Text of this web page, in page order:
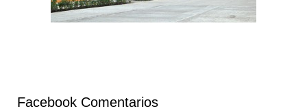
Facebook Comentarios